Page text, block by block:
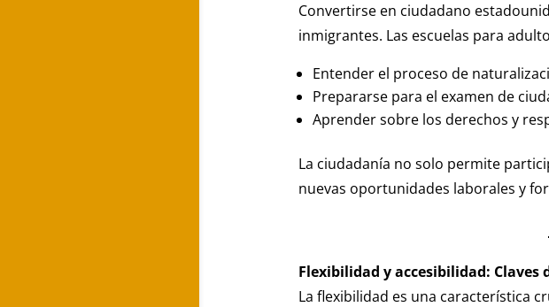
Convertirse en ciudadano
inmigrantes. Las escuelas para
Entender el proceso de
Prepararse para el examen de
Aprender sobre los derechos y
La ciudadanía no solo permite
nuevas oportunidades laborales y
Flexibilidad y accesibilidad:
La flexibilidad es una característica